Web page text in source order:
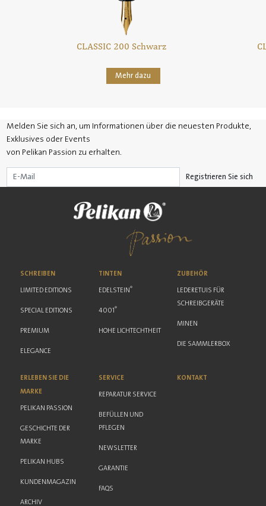
CLASSIC 200 Schwarz
Mehr dazu
Melden Sie sich an, um Informationen über die neuesten Produkte,
Exklusives oder Events
von Pelikan Passion zu erhalten.
Registrieren Sie sich
SCHREIBEN
LIMITED EDITIONS
SPECIAL EDITIONS
PREMIUM
ELEGANCE
TINTEN
EDELSTEIN®
4001®
HOHE LICHTECHTHEIT
ZUBEHÖR
LEDERETUIS FÜR
SCHREIBGERÄTE
MINEN
DIE SAMMLERBOX
ERLEBEN SIE DIE
MARKE
PELIKAN PASSION
GESCHICHTE DER
MARKE
PELIKAN HUBS
KUNDENMAGAZIN
ARCHIV
SERVICE
REPARATUR SERVICE
BEFÜLLEN UND
PFLEGEN
NEWSLETTER
GARANTIE
FAQS
KONTAKT